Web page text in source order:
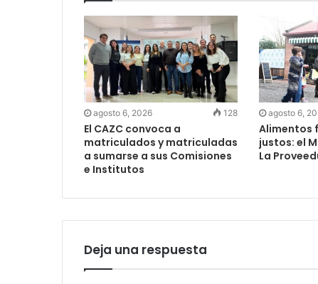
agosto 6, 2026 128
El CAZC convoca a
matriculados y matriculadas
a sumarse a sus Comisiones
e Institutos
agosto 6,
Alimentos
justos: el
La
Deja una respuesta